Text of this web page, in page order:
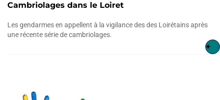
Cambriolages dans le Loiret
Les gendarmes en appellent à la vigilance des des Loirétains après
une récente série de cambriolages.
+